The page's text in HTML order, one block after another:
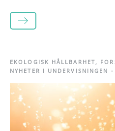
LÄS MER
EKOLOGISK HÅLLBARHET,
NYHETER I UNDERVISNINGEN -